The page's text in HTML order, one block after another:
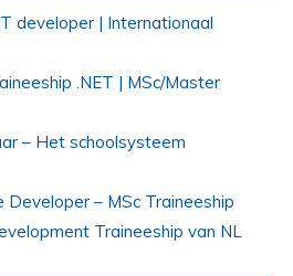
developer | Internationaal
.NET | MSc/Master
– Het schoolsysteem
Developer – MSc Traineeship
Traineeship van NL